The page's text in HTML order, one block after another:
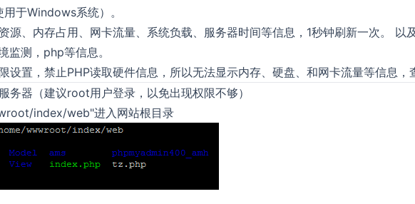
于Windows系统）。
源、内存占用、网卡流量、系统负载、服务器时间等信息，1秒钟刷新一次。 以
监测，php等信息。
设置，禁止PHP读取硬件信息，所以无法显示内存、硬盘、和网卡流量等信息，
务器（建议root用户登录，以免出现权限不够）
index/web"进入网站根目录